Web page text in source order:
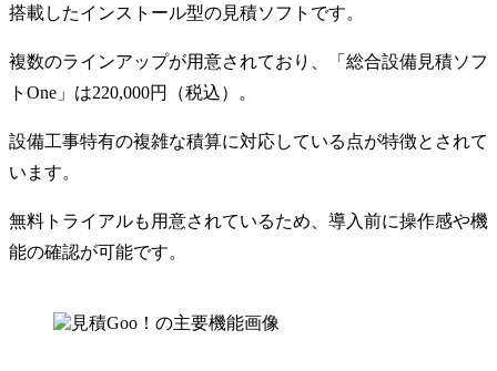
搭載したインストール型の見積ソフトです。
複数のラインアップが用意されており、「総合設備見積ソフ
トOne」は220,000円（税込）。
設備工事特有の複雑な積算に対応している点が特徴とされて
います。
無料トライアルも用意されているため、導入前に操作感や機
能の確認が可能です。